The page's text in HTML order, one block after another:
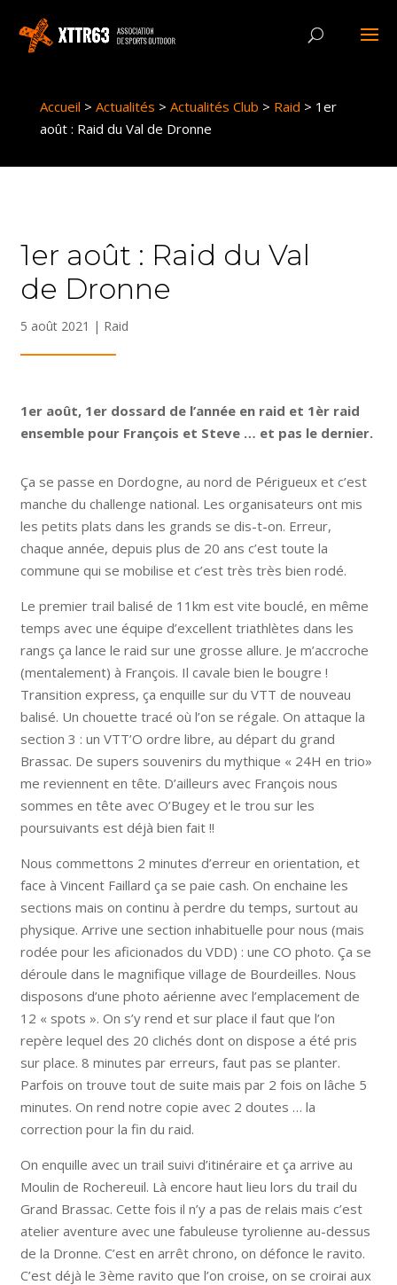
Accueil > Actualités > Actualités Club > Raid > 1er
août : Raid du Val de Dronne
1er août : Raid du Val
de Dronne
5 août 2021 | Raid
1er août, 1er dossard de l’année en raid et 1èr raid
ensemble pour François et Steve … et pas le dernier.
Ça se passe en Dordogne, au nord de Périgueux et c’est
manche du challenge national. Les organisateurs ont mis
les petits plats dans les grands se dis-t-on. Erreur,
chaque année, depuis plus de 20 ans c’est toute la
commune qui se mobilise et c’est très très bien rodé.
Le premier trail balisé de 11km est vite bouclé, en même
temps avec une équipe d’excellent triathlètes dans les
rangs ça lance le raid sur une grosse allure. Je m’accroche
(mentalement) à François. Il cavale bien le bougre !
Transition express, ça enquille sur du VTT de nouveau
balisé. Un chouette tracé où l’on se régale. On attaque la
section 3 : un VTT’O ordre libre, au départ du grand
Brassac. De supers souvenirs du mythique « 24H en trio»
me reviennent en tête. D’ailleurs avec François nous
sommes en tête avec O’Bugey et le trou sur les
poursuivants est déjà bien fait !!
Nous commettons 2 minutes d’erreur en orientation, et
face à Vincent Faillard ça se paie cash. On enchaine les
sections mais on continu à perdre du temps, surtout au
physique. Arrive une section inhabituelle pour nous (mais
rodée pour les aficionados du VDD) : une CO photo. Ça se
déroule dans le magnifique village de Bourdeilles. Nous
disposons d’une photo aérienne avec l’emplacement de
12 « spots ». On s’y rend et sur place il faut que l’on
repère lequel des 20 clichés dont on dispose a été pris
sur place. 8 minutes par erreurs, faut pas se planter.
Parfois on trouve tout de suite mais par 2 fois on lâche 5
minutes. On rend notre copie avec 2 doutes … la
correction pour la fin du raid.
On enquille avec un trail suivi d’itinéraire et ça arrive au
Moulin de Rochereuil. Là encore haut lieu lors du trail du
Grand Brassac. Cette fois il n’y a pas de relais mais c’est
atelier aventure avec une fabuleuse tyrolienne au-dessus
de la Dronne. C’est en arrêt chrono, on défonce le ravito.
C’est déjà le 3ème ravito que l’on croise, on se croirai aux